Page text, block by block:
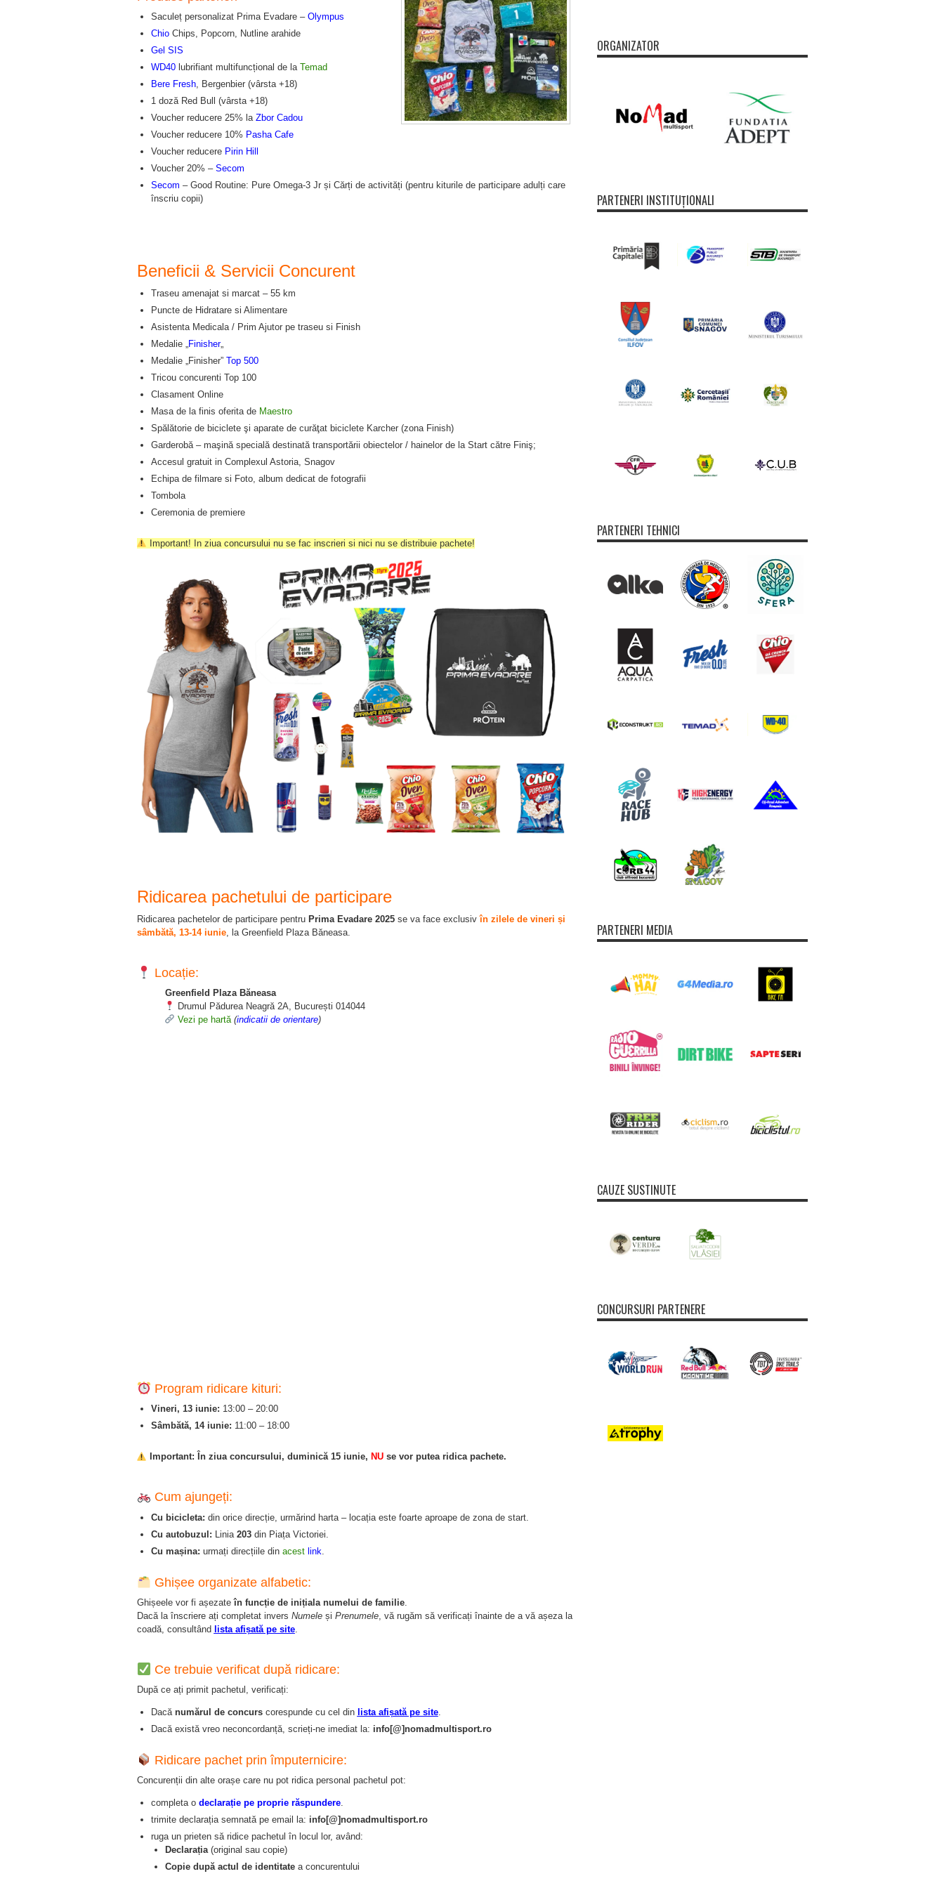
Saculeț personalizat Prima Evadare – Olympus
Chio Chips, Popcorn, Nutline arahide
Gel SIS
WD40lubrifiant multifuncțional de la Temad
Bere Fresh, Bergenbier (vârsta +18)
1 doză Red Bull (vârsta +18)
Voucher reducere 25% la Zbor Cadou
Voucher reducere 10% Pasha Cafe
Voucher reducere Pirin Hill
Voucher 20% – Secom
Secom – Good Routine: Pure Omega-3 Jr și Cărți de activități (pentru kiturile de participare adulți care
înscriu copii)
Beneficii & Servicii Concurent
Traseu amenajat si marcat – 55 km
Puncte de Hidratare si Alimentare
Asistenta Medicala / Prim Ajutor pe traseu si Finish
Medalie „
Finisher„
Medalie „Finisher” Top 500
Tricou concurenti Top 100
Clasament Online
Masa de la finis oferita de Maestro
Spălătorie de biciclete şi aparate de curăţat biciclete Karcher (zona Finish)
Garderobă – maşină specială destinată transportării obiectelor / hainelor de la Start către Finiş;
Accesul gratuit in Complexul Astoria, Snagov
Echipa de filmare si Foto, album dedicat de fotografii
Tombola
Ceremonia de premiere
Important! In ziua concursului nu se fac inscrieri si nici nu se distribuie pachete!
Ridicarea pachetului de participare
Ridicarea pachetelor de participare pentru Prima Evadare 2025se va face exclusivîn zilele de vineri și
sâmbătă, 13-14 iunie, la Greenfield Plaza Băneasa.
Locație:
Greenfield Plaza Băneasa
Drumul Pădurea Neagră 2A, București 014044
Vezi pe hartă (indicatii de orientare)
Program ridicare kituri:
Vineri, 13 iunie: 13:00 – 20:00
Sâmbătă, 14 iunie: 11:00 – 18:00
Important: În ziua concursului, duminică 15 iunie, NU se vor putea ridica pachete.
Cum ajungeți:
Cu bicicleta: din orice direcție, urmărind harta – locația este foarte aproape de zona de start.
Cu autobuzul: Linia 203din Piața Victoriei.
Cu mașina: urmați direcțiile din acest link
Ghișee organizate alfabetic:
Ghișeele vor fi așezateîn funcție de inițiala numelui de familie.
Dacă la înscriere ați completat invers Numeleși Prenumele, vă rugăm să verificați înainte de a vă așeza la
coadă, consultând lista afișată pe site.
Ce trebuie verificat după ridicare:
După ce ați primit pachetul, verificați:
Dacă numărul de concurscorespunde cu cel din lista afișată pe site.
Dacă există vreo neconcordanță, scrieți-ne imediat la: info[@]nomadmultisport.ro
Ridicare pachet prin împuternicire:
Concurenții din alte orașe care nu pot ridica personal pachetul pot:
completa o declarație pe proprie răspundere.
trimite declarația semnată pe email la: info[@]nomadmultisport.ro
ruga un prieten să ridice pachetul în locul lor, având:
Declarația(original sau copie)
Copie după actul de identitatea concurentului
ORGANIZATOR
PARTENERI INSTITUȚIONALI
PARTENERI TEHNICI
PARTENERI MEDIA
CAUZE SUSTINUTE
CONCURSURI PARTENERE